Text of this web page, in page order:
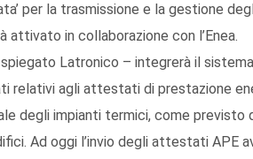
per la trasmissione e la gestione
in collaborazione con l’Enea.
Latronico – integrerà il
relativi agli attestati di prestazione
degli impianti termici, come previsto
Ad oggi l’invio degli attestati APE